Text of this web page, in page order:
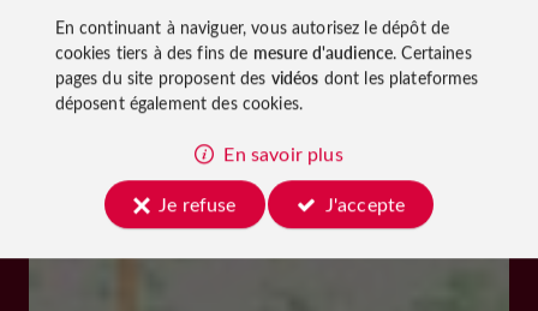
En continuant à naviguer, vous autorisez le dépôt de
cookies tiers à des fins de mesure d'audience. Certaines
pages du site proposent des vidéos dont les plateformes
déposent également des cookies.
En savoir plus
Je refuse
J'accepte